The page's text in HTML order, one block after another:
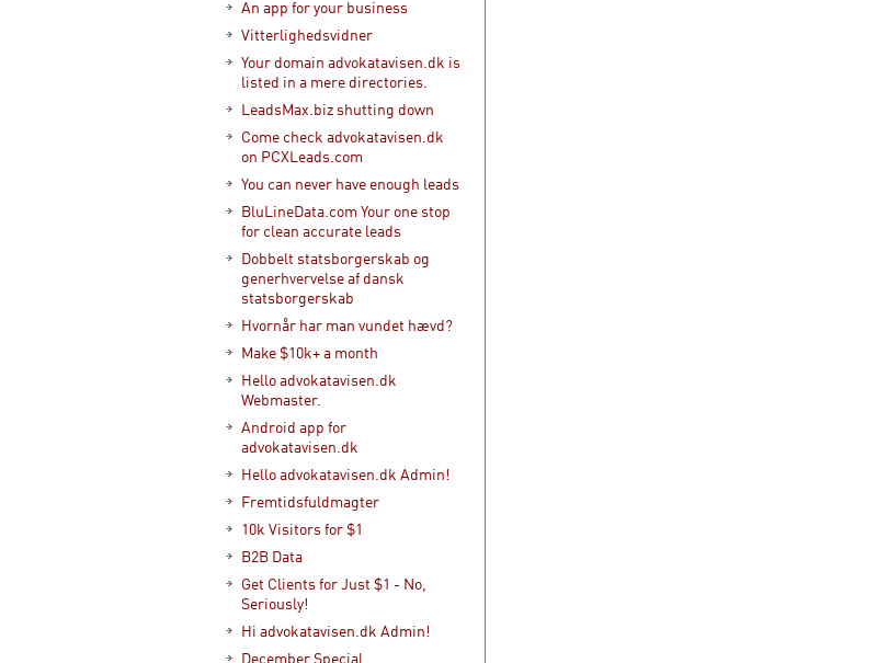
An app for your business
Vitterlighedsvidner
Your domain advokatavisen.dk is
listed in a mere directories.
LeadsMax.biz shutting down
Come check advokatavisen.dk
on PCXLeads.com
You can never have enough leads
BluLineData.com Your one stop
for clean accurate leads
Dobbelt statsborgerskab og
generhvervelse af dansk
statsborgerskab
Hvornår har man vundet hævd?
Make $10k+ a month
Hello advokatavisen.dk
Webmaster.
Android app for
advokatavisen.dk
Hello advokatavisen.dk Admin!
Fremtidsfuldmagter
10k Visitors for $1
B2B Data
Get Clients for Just $1 - No,
Seriously!
Hi advokatavisen.dk Admin!
December Special